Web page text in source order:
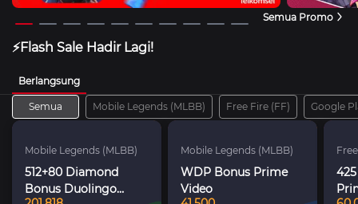
Semua Promo
⚡Flash Sale Hadir Lagi!
Berlangsung
Semua Mobile Legends (MLBB) Free Fire (FF) Google
Mobile Legends (MLBB)
512+80 Diamond
Bonus Duolingo
Mobile Legends (MLBB)
WDP Bonus Prime
Video